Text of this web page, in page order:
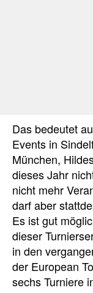
Das bedeutet
Events in
München,
dieses Jahr
nicht mehr
darf aber
Es ist gut
dieser
in den
der European
sechs Turniere